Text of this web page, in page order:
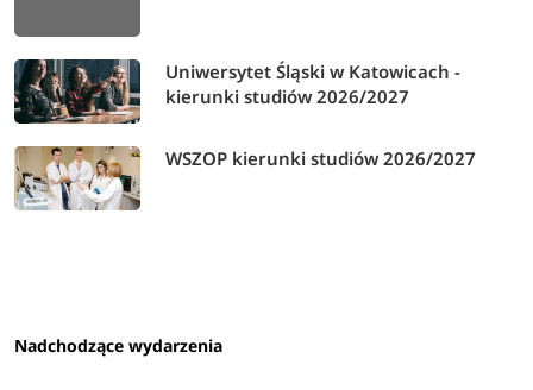
Uniwersytet Śląski w Katowicach -
kierunki studiów 2026/2027
WSZOP kierunki studiów 2026/2027
Nadchodzące wydarzenia